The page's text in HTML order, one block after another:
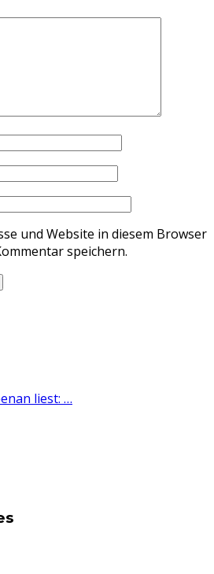
und Website in diesem Browser
speichern.
liest: …